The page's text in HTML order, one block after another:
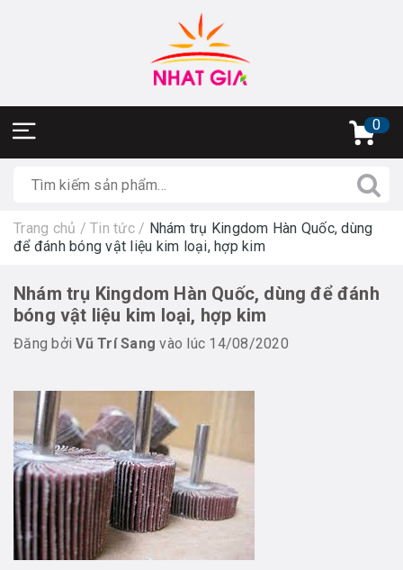
0
Trang chủ / Tin tức / Nhám trụ Kingdom Hàn Quốc, dùng
để đánh bóng vật liệu kim loại, hợp kim
Nhám trụ Kingdom Hàn Quốc, dùng để đánh
bóng vật liệu kim loại, hợp kim
Đăng bởiVũ Trí Sang vào lúc 14/08/2020